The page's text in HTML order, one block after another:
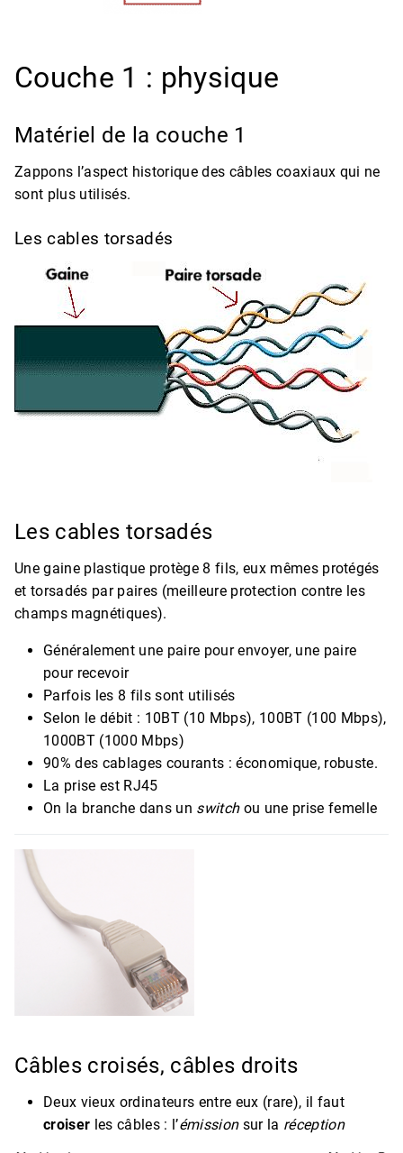
Couche 1 : physique
Matériel de la couche 1
Zappons l’aspect historique des câbles coaxiaux qui ne
sont plus utilisés.
Les cables torsadés
Les cables torsadés
Une gaine plastique protège 8 fils, eux mêmes protégés
et torsadés par paires (meilleure protection contre les
champs magnétiques).
Généralement une paire pour envoyer, une paire
pour recevoir
Parfois les 8 fils sont utilisés
Selon le débit : 10BT (10 Mbps), 100BT (100 Mbps),
1000BT (1000 Mbps)
90% des cablages courants : économique, robuste.
La prise est RJ45
On la branche dans un switchou une prise femelle
Câbles croisés, câbles droits
Deux vieux ordinateurs entre eux (rare), il faut
croiser les câbles : l’émissionsur la réception